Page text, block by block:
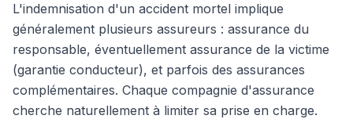
L'indemnisation d'un accident mortel implique
généralement plusieurs assureurs : assurance du
responsable, éventuellement assurance de la victime
(garantie conducteur), et parfois des assurances
complémentaires. Chaque compagnie d'assurance
cherche naturellement à limiter sa prise en charge.